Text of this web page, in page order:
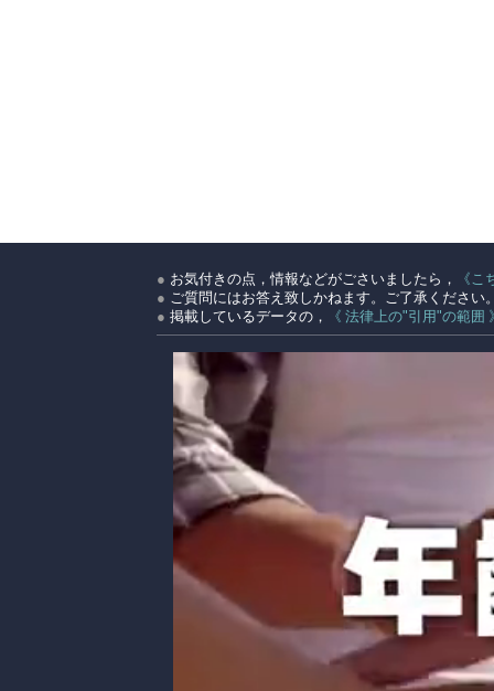
● お気付きの点，情報などがごさいましたら，
《こ
● ご質問にはお答え致しかねます。ご了承ください。
● 掲載しているデータの， 《 法律上の"引用"の範囲 》